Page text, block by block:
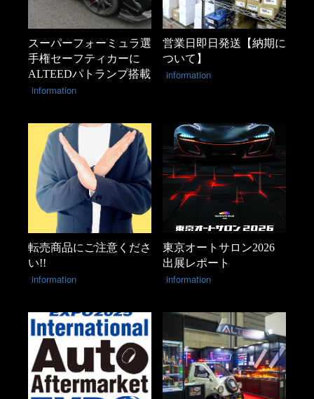
スーパーフォーミュラ選
手権セーフティカーに
ALTEEDパトランプ搭載
information
営業日即日発送【納期に
ついて】
information
転売商品にご注意くださ
い!!
information
東京オートサロン2026
出展レポート
information